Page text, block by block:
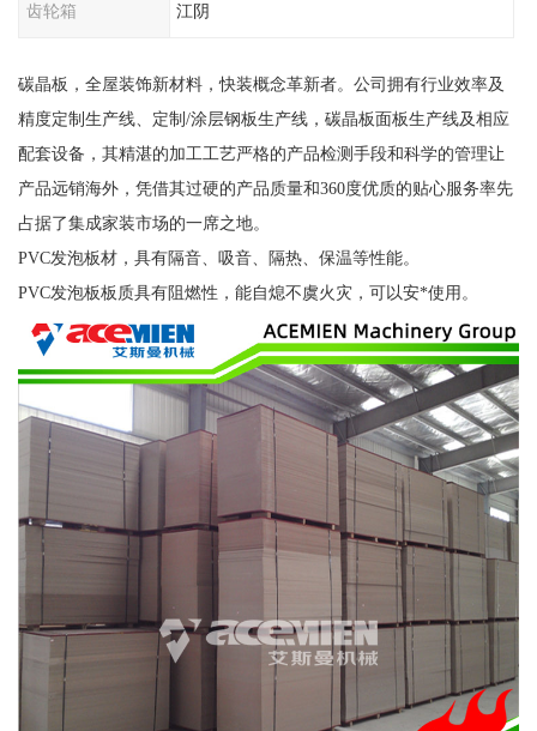
齿轮箱 江阴
碳晶板，全屋装饰新材料，快装概念革新者。公司拥有行业效率及
精度定制生产线、定制/涂层钢板生产线，碳晶板面板生产线及相应
配套设备，其精湛的加工工艺严格的产品检测手段和科学的管理让
产品远销海外，凭借其过硬的产品质量和360度优质的贴心服务率先
占据了集成家装市场的一席之地。
PVC发泡板材，具有隔音、吸音、隔热、保温等性能。
PVC发泡板板质具有阻燃性，能自熄不虞火灾，可以安*使用。